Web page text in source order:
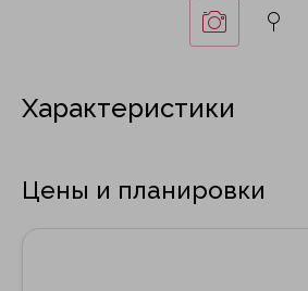
Характеристики
Цены и планировки